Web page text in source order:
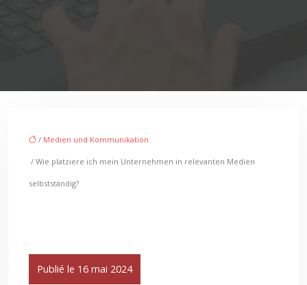
/ Medien und Kommunikation
/ Wie platziere ich mein Unternehmen in relevanten Medien
selbstständig?
Publié le 16 mai 2024